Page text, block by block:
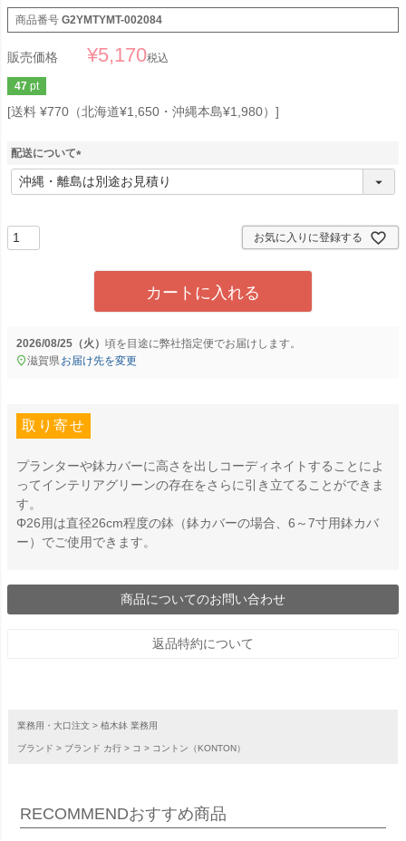
商品番号 G2YMTYMT-002084
販売価格 ¥5,170税込
47 pt
送料 ¥770（北海道¥1,650・沖縄本島¥1,980）
配送について
(
必
お気に入りに登録する
カートに入れる
2026/08/25（火） に弊社指定便でお届けします。
滋賀県お届け先を変更
取り寄せ
プランターや鉢カバーに高さを出しコーディネイトすることによ
ってインテリアグリーンの存在をさらに引き立てることができま
す。
Φ26用は直径26cm程度の鉢（鉢カバーの場合、6～7寸用鉢カバ
ー）でご使用できます。
商品についてのお問い合わせ
返品特約について
業務用・大口注文 植木鉢 業務用
ブランド ブランド カ行 コ コントン（KONTON）
RECOMMENDおすすめ商品